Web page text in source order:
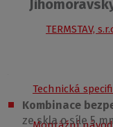
Technická
TERMSTAV,
Výhody
Kombinace
ze skla o síle 5